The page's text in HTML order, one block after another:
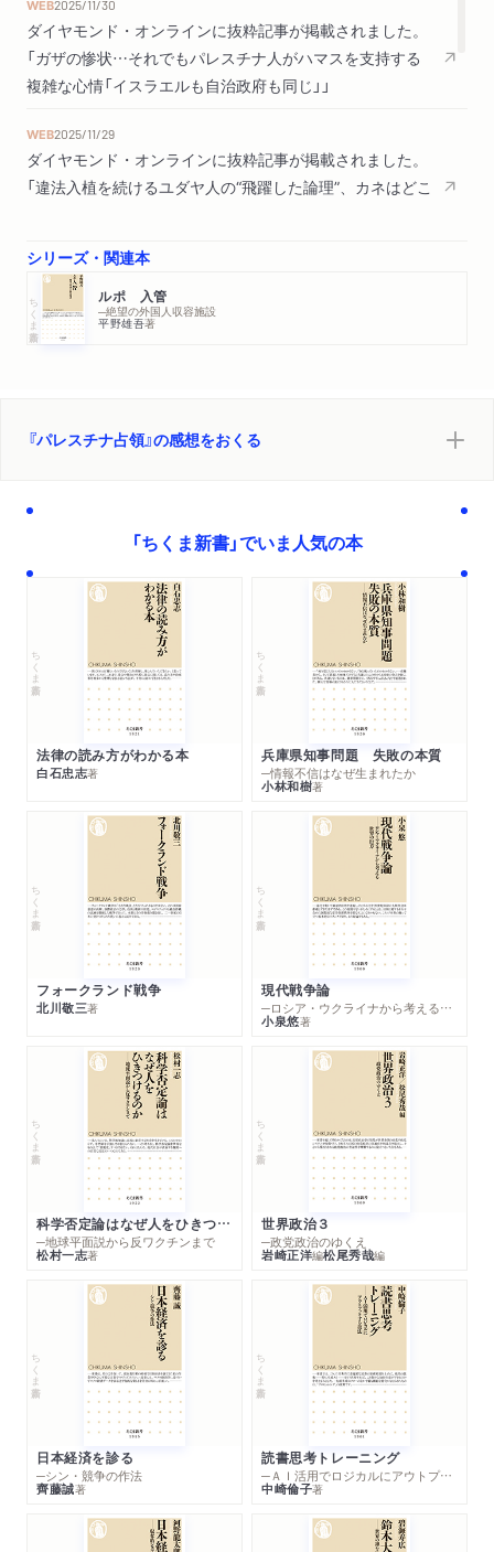
WEB2025/11/30
ダイヤモンド・オンラインに抜粋記事が掲載されました。
「ガザの惨状…それでもパレスチナ人がハマスを支持する
複雑な心情「イスラエルも自治政府も同じ」」
WEB2025/11/29
ダイヤモンド・オンラインに抜粋記事が掲載されました。
「違法入植を続けるユダヤ人の“飛躍した論理”、カネはどこ
WEB 2025/11/28
ダイヤモンド・オンラインに抜粋記事が掲載されました。
「ハマスへの苛烈な報復はなぜ止まらないのか？長引く戦
争の裏にある、イスラエルの過去のツケとは」
心世界観を教える教育」
ラジオ
TBSラジオ「荻上チキ・ Session」に著者が出演しました。
「イスラエル従軍記者が見たパレスチナ占領のリアル」
シリーズ・関連本
ちくま新書 ルポ 入管
─絶望の外国人収容施設
平野雄吾著
『パレスチナ占領』の感想をおくる
「ちくま新書」でいま人気の本
ちくま新書
法律の読み方がわかる本
白石忠志著
ちくま新書
兵庫県知事問題 失敗の本質
─情報不信はなぜ生まれたか
小林和樹著
ちくま新書
フォークランド戦争
北川敬三著
ちくま新書
現代戦争論
─ロシア・ウクライナから考える世界の行方
小泉悠著
ちくま新書
科学否定論はなぜ人をひきつけるのか
─地球平面説から反ワクチンまで
松村一志著
ちくま新書
世界政治３
─政党政治のゆくえ
岩崎正洋編松尾秀哉編
ちくま新書
日本経済を診る
─シン・競争の作法
齊藤誠著
ちくま新書
読書思考トレーニング
─ＡＩ活用でロジカルにアウトプットする技法
中崎倫子著